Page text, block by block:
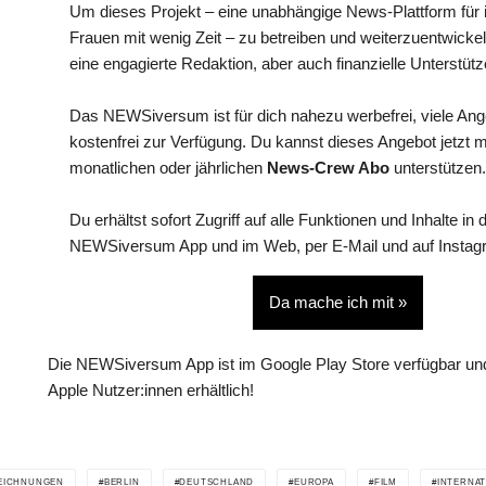
Um dieses Projekt – eine unabhängige News-Plattform für
Frauen mit wenig Zeit – zu betreiben und
eine engagierte Redaktion, aber auch finanzielle
Das NEWSiversum ist für dich nahezu werbefrei, viele
kostenfrei zur Verfügung. Du kannst dieses Angebot jetzt
monatlichen oder jährlichen News-Crew Abo unterstützen.
Du erhältst sofort Zugriff auf alle Funktionen und Inhalte in
NEWSiversum App und im Web, per E-Mail und auf
Da mache ich mit »
Die NEWSiversum App ist im Google Play Store verfügbar
Apple Nutzer:innen erhältlich!
BERLIN DEUTSCHLAND EUROPA FILM